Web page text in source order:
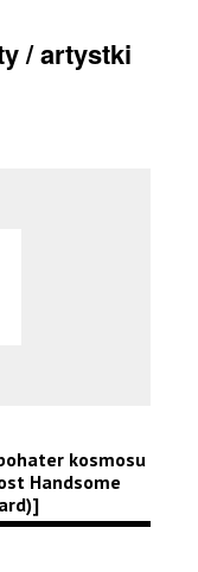
/ artystki
kosmosu
Handsome